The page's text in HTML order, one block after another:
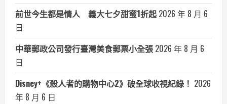
前世今生都是情人 義大七夕甜蜜1折起 2026 年 8 月 6
日
中華郵政公司發行臺灣美食郵票小全張 2026 年 8 月 6
日
Disney+《殺人者的購物中心2》破全球收視紀錄！ 2026
年 8 月 6 日